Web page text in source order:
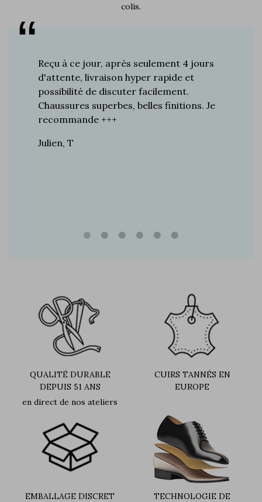
colis.
Reçu à ce jour, après seulement 4 jours
d'attente, livraison hyper rapide et
possibilité de discuter facilement.
Chaussures superbes, belles finitions. Je
recommande +++
Julien, T
QUALITÉ DURABLE
DEPUIS 51 ANS
en direct de nos ateliers
CUIRS TANNÉS EN
EUROPE
EMBALLAGE DISCRET
TECHNOLOGIE DE